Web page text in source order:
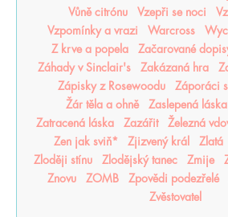
Vůně citrónu
Vzepři se noci
Vzpomínky a vrazi
Warcross
Z krve a popela
Začarované
Záhady v Sinclair's
Zakázaná hra
Zápisky z Rosewoodu
Záporáci
Žár těla a ohně
Zaslepená láska
Zatracená láska
Zazářit Železná
Zen jak sviň*
Zjizvený král Zlatá
Zloději stínu
Zlodějský tanec Zmije
Znovu
ZOMB Zpovědi podezřelé
Zvěstovatel